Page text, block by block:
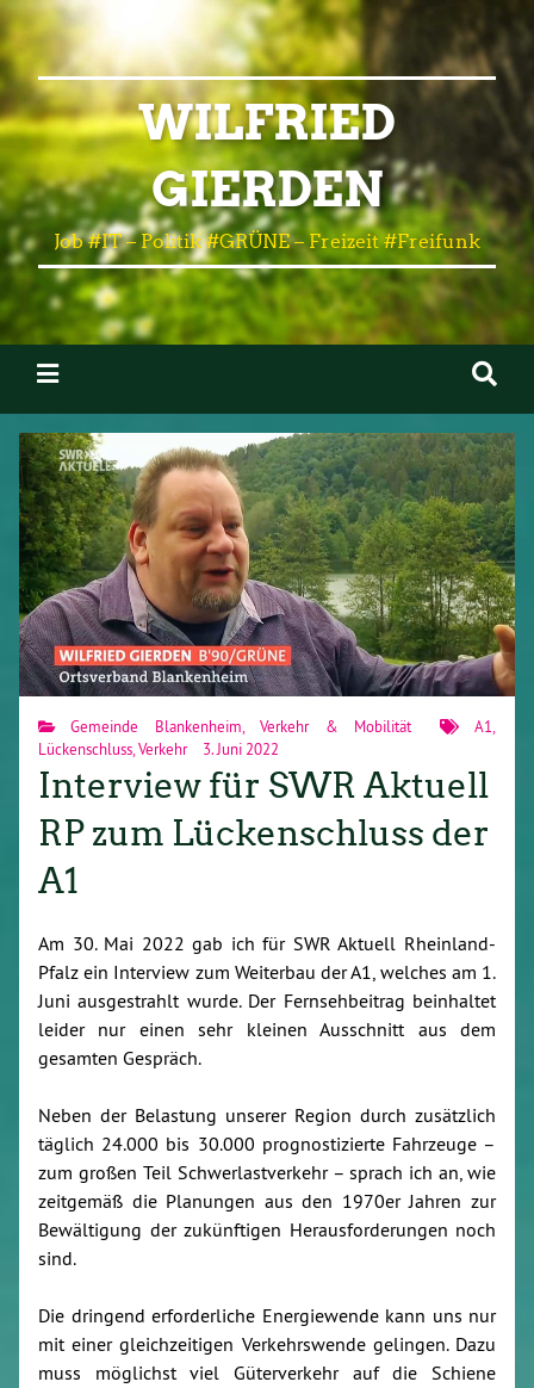
WILFRIED
GIERDEN
Job #IT – Politik #GRÜNE – Freizeit #Freifunk
Gemeinde Blankenheim,Verkehr & Mobilität A1,
Lückenschluss,Verkehr 3. Juni 2022
Interview für SWR Aktuell
RP zum Lückenschluss der
A1
Am 30. Mai 2022 gab ich für SWR Aktuell Rheinland-
Pfalz ein Interview zum Weiterbau der A1, welches am 1.
Juni ausgestrahlt wurde. Der Fernsehbeitrag beinhaltet
leider nur einen sehr kleinen Ausschnitt aus dem
gesamten Gespräch.
Neben der Belastung unserer Region durch zusätzlich
täglich 24.000 bis 30.000 prognostizierte Fahrzeuge –
zum großen Teil Schwerlastverkehr – sprach ich an, wie
zeitgemäß die Planungen aus den 1970er Jahren zur
Bewältigung der zukünftigen Herausforderungen noch
sind.
Die dringend erforderliche Energiewende kann uns nur
mit einer gleichzeitigen Verkehrswende gelingen. Dazu
muss möglichst viel Güterverkehr auf die Schiene